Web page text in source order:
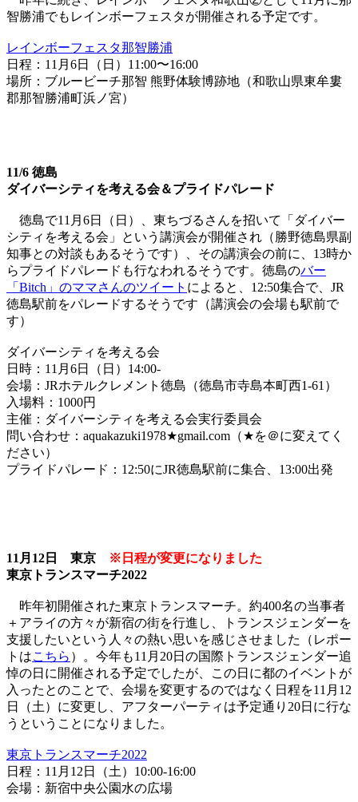
智勝浦でもレインボーフェスタが開催される予定です。
レインボーフェスタ那智勝浦
日程：11月6日（日）11:00〜16:00
場所：ブルービーチ那智 熊野体験博跡地（和歌山県東牟婁
郡那智勝浦町浜ノ宮）
11/6 徳島
ダイバーシティを考える会＆プライドパレード
徳島で11月6日（日）、東ちづるさんを招いて「ダイバー
シティを考える会」という講演会が開催され（勝野徳島県副
知事との対談もあるそうです）、その講演会の前に、13時か
らプライドパレードも行なわれるそうです。徳島のバー
「Bitch」のママさんのツイート によると、12:50集合で、JR
徳島駅前をパレードするそうです（講演会の会場も駅前で
す）
ダイバーシティを考える会
日時：11月6日（日）14:00-
会場：JRホテルクレメント徳島（徳島市寺島本町西1-61）
入場料：1000円
主催：ダイバーシティを考える会実行委員会
問い合わせ：aquakazuki1978★gmail.com（★を＠に変えてく
ださい）
プライドパレード：12:50にJR徳島駅前に集合、13:00出発
11月12日 東京
※日程が変更になりました
東京トランスマーチ2022
昨年初開催された東京トランスマーチ。約400名の当事者
＋アライの方々が新宿の街を行進し、トランスジェンダーを
支援したいという人々の熱い思いを感じさせました（レポー
トはこちら ）。今年も11月20日の国際トランスジェンダー追
悼の日に開催される予定でしたが、この日に都のイベントが
入ったとのことで、会場を変更するのではなく日程を11月12
日（土）に変更し、アフターパーティは予定通り20日に行な
うということになりました。
東京トランスマーチ2022
日程：11月12日（土）10:00-16:00
会場：新宿中央公園水の広場